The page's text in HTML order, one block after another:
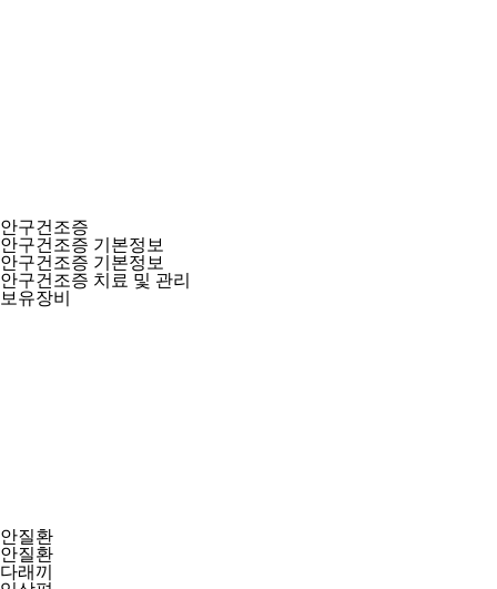
안구건조증
안구건조증 기본정보
안구건조증 기본정보
안구건조증 치료 및 관리
보유장비
안질환
안질환
다래끼